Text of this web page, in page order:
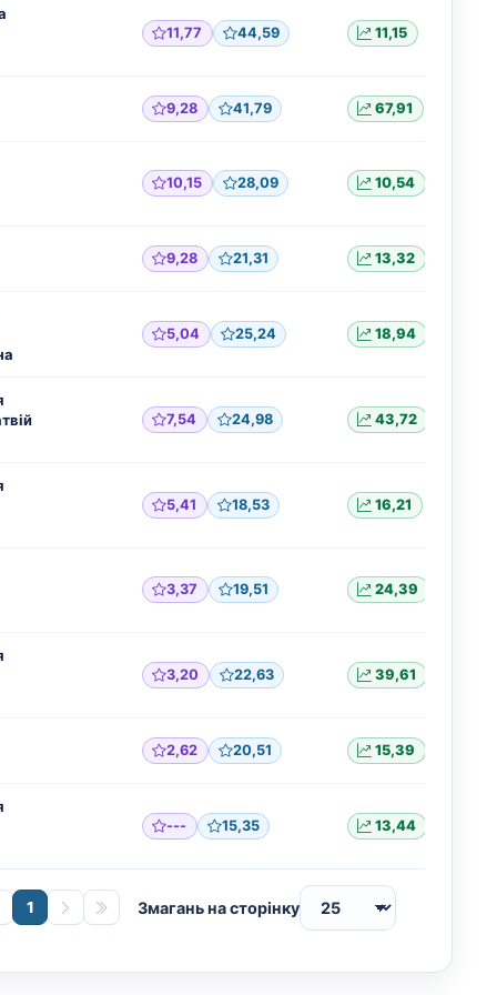
11,77 44,59 11,15
9,28 41,79 67,91
10,15 28,09 10,54
9,28 21,31 13,32
5,04 25,24 18,94
7,54 24,98 43,72
5,41 18,53 16,21
3,37 19,51 24,39
3,20 22,63 39,61
2,62 20,51 15,39
--- 15,35 13,44
1 Змагань на сторінку